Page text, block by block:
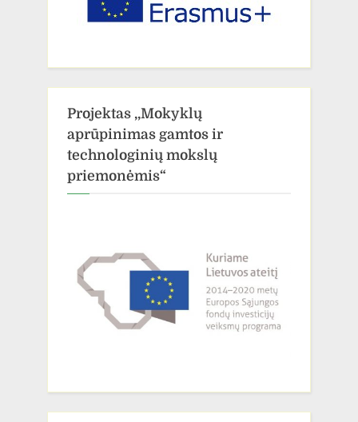
Projektas ,,Mokyklų
aprūpinimas gamtos ir
technologinių mokslų
priemonėmis“